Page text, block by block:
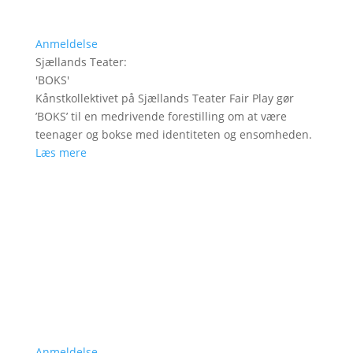
Anmeldelse
Sjællands Teater:
'BOKS'
Kånstkollektivet på Sjællands Teater Fair Play gør
’BOKS’ til en medrivende forestilling om at være
teenager og bokse med identiteten og ensomheden.
Læs mere